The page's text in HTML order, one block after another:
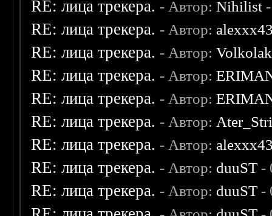
RE: лица трекера. - Автор:Nihilist
RE: лица трекера. - Автор:
RE: лица трекера. - Автор:Volkolak
RE: лица трекера. - Автор:
RE: лица трекера. - Автор:
RE: лица трекера. - Автор:
RE: лица трекера. - Автор:
RE: лица трекера. - Автор: duuST -
RE: лица трекера. - Автор: duuST -